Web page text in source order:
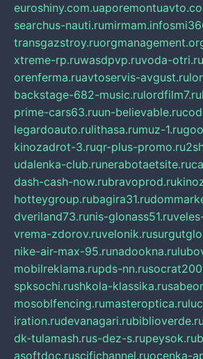
euroshiny.com.ua
searchus-nauti.rumirmam.info
transgazstroy.ru
xtreme-rp.ruwasdpvp.ruvoda-otri.ru
orenferma.ruavtoservis-avgust.ru
backstage-682-music.rulordfilm7.ru
prime-cars63.ruun-believable.ru
legardoauto.rulithasa.rumuz-1.ru
kinozadrot-3.ruqr-plus-promo.ru
udalenka-club.runerabotaetsite.ru
dash-cash-now.rubravoprod.ru
hotteygroup.rubagira31.ru
dveriland73.runis-glonass51.ru
vrema-zdorov.ruvelonik.ru
nike-air-max-95.runadookna.ru
mobilreklama.rupds-nn.ru
spksochi.rushkola-klassika.ru
mosoblfencing.rumasteroptica.ru
iration.rudevanagari.rubiblioverde.ru
dk-tulamash.rus-dez-s.rupeysok.ru
asoftdoc.ruscifichannel.ruocenka-